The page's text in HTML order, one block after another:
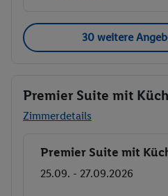
30 weitere
Premier Suite mit
Zimmerdetails
Buchen
Premier Suite mit
25.09. - 27.09.2026